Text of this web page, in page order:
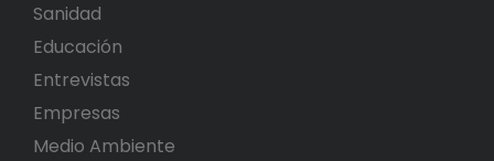
Sanidad
Educación
Entrevistas
Empresas
Medio Ambiente